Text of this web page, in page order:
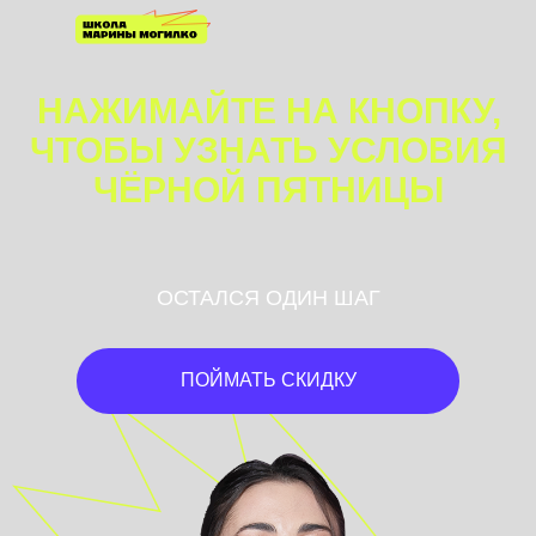
НАЖИМАЙТЕ НА КНОПКУ,
ЧТОБЫ УЗНАТЬ УСЛОВИЯ
ЧЁРНОЙ ПЯТНИЦЫ
ОСТАЛСЯ ОДИН ШАГ
ПОЙМАТЬ СКИДКУ